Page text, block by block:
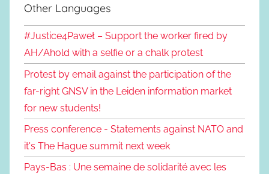
Other Languages
#Justice4Paweł – Support the worker fired by
AH/Ahold with a selfie or a chalk protest
Protest by email against the participation of the
far-right GNSV in the Leiden information market
for new students!
Press conference - Statements against NATO and
it's The Hague summit next week
Pays-Bas : Une semaine de solidarité avec les